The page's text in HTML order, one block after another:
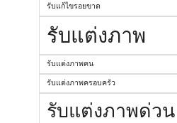
รับแก้ไขรอยขาด
รับแต่งภาพ
รับแต่งภาพคน
รับแต่งภาพครอบครัว
รับแต่งภาพด่วน